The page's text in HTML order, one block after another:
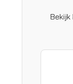
Bekijk